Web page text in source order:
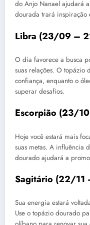
do Anjo Nanael ajudará
dourada trará inspiração
Libra (23/09 –
O dia favorece a busca
suas relações. O topázio
confiança, enquanto o
superar desafios.
Escorpião (23/
Hoje você estará mais
suas metas. A influência
dourado ajudará a
Sagitário (22/11
Sua energia estará
Use o topázio dourado